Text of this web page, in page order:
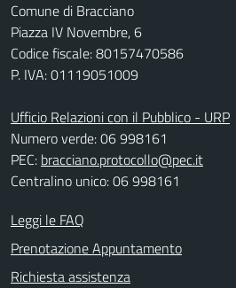
Comune di Bracciano
Piazza IV Novembre, 6
Codice fiscale: 80157470586
P. IVA: 01119051009
Ufficio Relazioni con il Pubblico - URP
Numero verde: 06 998161
PEC: bracciano.protocollo@pec.it
Centralino unico: 06 998161
Leggi le FAQ
Prenotazione Appuntamento
Richiesta assistenza